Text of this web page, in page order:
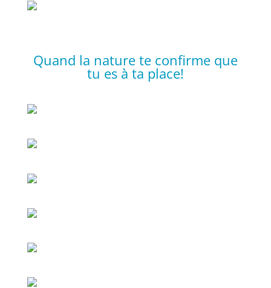
Quand la nature te confirme que
tu es à ta place!